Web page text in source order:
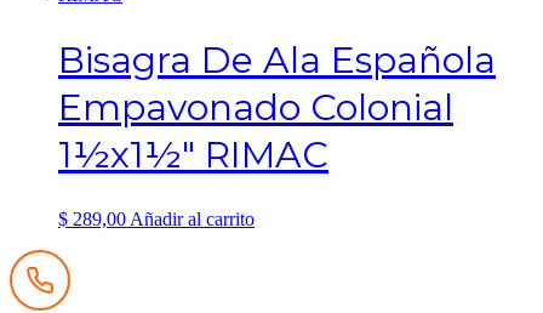
Bisagra De Ala Española
Empavonado Colonial
1½x1½″ RIMAC
$ 289,00 Añadir al carrito